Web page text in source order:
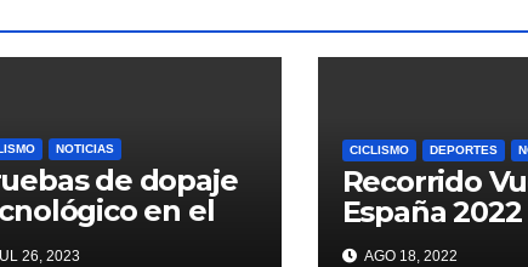
NOTICIAS
de dopaje
en el
26, 2023
CICLISMO DEPORTES
Recorrido
España 2022
AGO 18, 2022